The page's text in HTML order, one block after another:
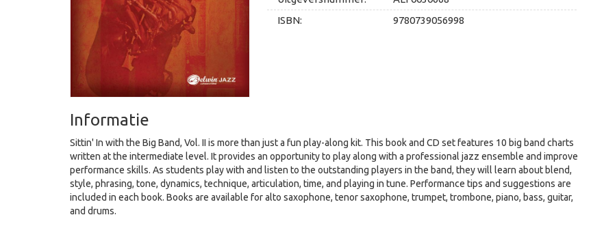
ISBN:
9780739056998
Informatie
Sittin' In with the Big Band, Vol. II is more than just a fun play-along kit. This book and CD set features 10 big band charts
written at the intermediate level. It provides an opportunity to play along with a professional jazz ensemble and improve
performance skills. As students play with and listen to the outstanding players in the band, they will learn about blend,
style, phrasing, tone, dynamics, technique, articulation, time, and playing in tune. Performance tips and suggestions are
included in each book. Books are available for alto saxophone, tenor saxophone, trumpet, trombone, piano, bass, guitar,
and drums.